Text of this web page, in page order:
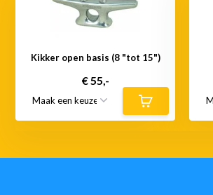
Kikker open basis (8 "tot 15")
€ 55,-